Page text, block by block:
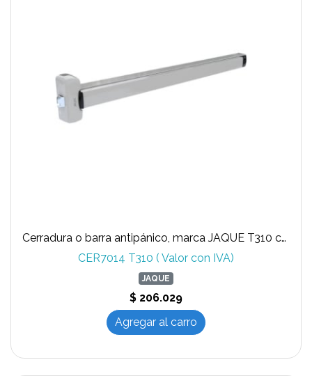
Cerradura o barra antipánico, marca JAQUE T310 con sirena incorporada avisa puerta abierta
CER7014 T310 ( Valor con IVA)
JAQUE
$ 206.029
Agregar al carro